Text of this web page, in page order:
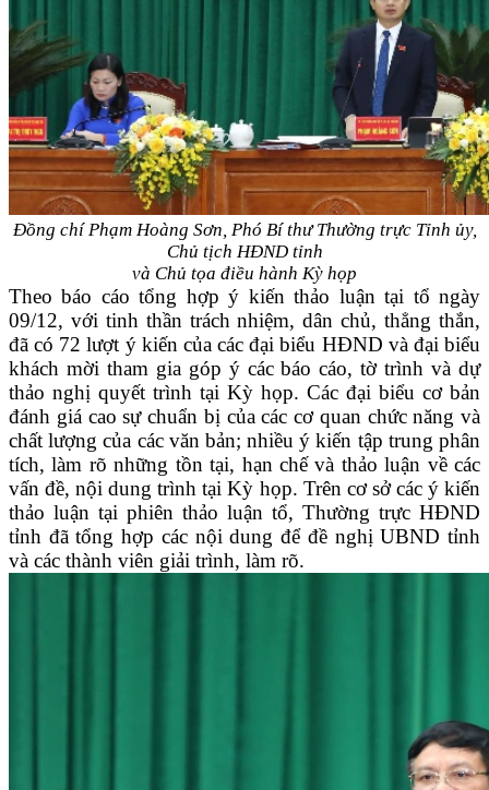
Đồng chí Phạm Hoàng Sơn, Phó Bí thư Thường trực Tỉnh ủy,
Chủ tịch HĐND tỉnh
và Chủ tọa điều hành Kỳ họp
Theo báo cáo tổng hợp ý kiến thảo luận tại tổ ngày
09/12, với tinh thần trách nhiệm, dân chủ, thẳng thắn,
đã có 72 lượt ý kiến của các đại biểu HĐND và đại biểu
khách mời tham gia góp ý các báo cáo, tờ trình và dự
thảo nghị quyết trình tại Kỳ họp. Các đại biểu cơ bản
đánh giá cao sự chuẩn bị của các cơ quan chức năng và
chất lượng của các văn bản; nhiều ý kiến tập trung phân
tích, làm rõ những tồn tại, hạn chế và thảo luận về các
vấn đề, nội dung trình tại Kỳ họp. Trên cơ sở các ý kiến
thảo luận tại phiên thảo luận tổ, Thường trực HĐND
tỉnh đã tổng hợp các nội dung để đề nghị UBND tỉnh
và các thành viên giải trình, làm rõ.